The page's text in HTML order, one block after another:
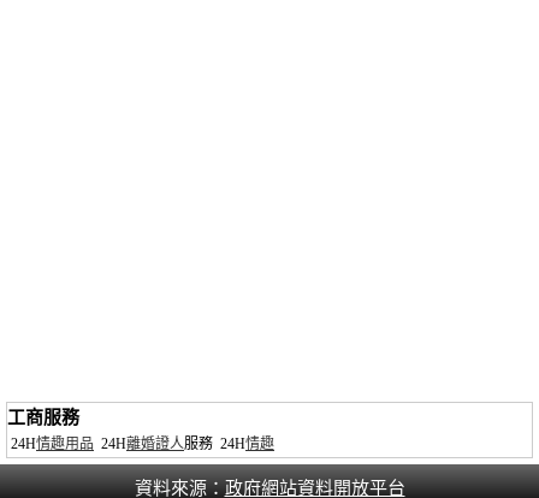
工商服務
24H情趣用品 24H離婚證人服務 24H情趣
資料來源： 政府網站資料開放平台